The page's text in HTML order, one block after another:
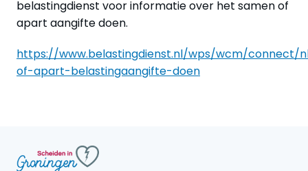
belastingdienst voor informatie over het samen of
apart aangifte doen.
https://www.belastingdienst.nl/wps/wcm/connect/
of-apart-belastingaangifte-doen